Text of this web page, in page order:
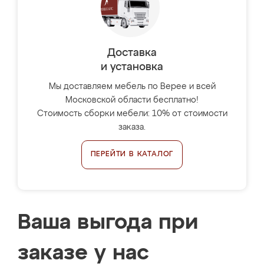
Доставка
и установка
Мы доставляем мебель по Верее и всей
Московской области бесплатно!
Стоимость сборки мебели: 10% от стоимости
заказа.
ПЕРЕЙТИ В КАТАЛОГ
Ваша выгода при
заказе у нас